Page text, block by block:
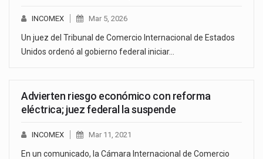
INCOMEX Mar 5, 2026
Un juez del Tribunal de Comercio Internacional de Estados
Unidos ordenó al gobierno federal iniciar…
Advierten riesgo económico con reforma
eléctrica; juez federal la suspende
INCOMEX Mar 11, 2021
En un comunicado, la Cámara Internacional de Comercio